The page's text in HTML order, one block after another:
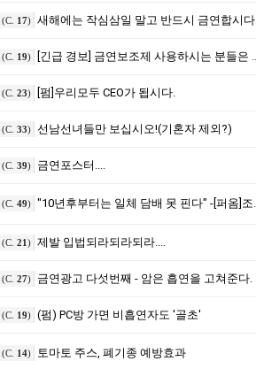
(C. 17) 새해에는 작심삼일 말고 반드시 금연합시다.[기사글]
(C. 19) [긴급 경보] 금연보조제 사용하시는 분들은 반드시 참고하세요.
(C. 23) [펌]우리모두 CEO가 됩시다.
(C. 33) 선남선녀들만 보십시오!(기혼자 제외?)
(C. 39) 금연포스터....
(C. 49) "10년후부터는 일체 담배 못 핀다" -[퍼옴]조선일보
(C. 21) 제발 입법되라되라되라....
(C. 27) 금연광고 다섯번째 - 암은 흡연을 고쳐준다.
(C. 19) (펌) PC방 가면 비흡연자도 '골초'
(C. 14) 토마토 주스, 폐기종 예방효과